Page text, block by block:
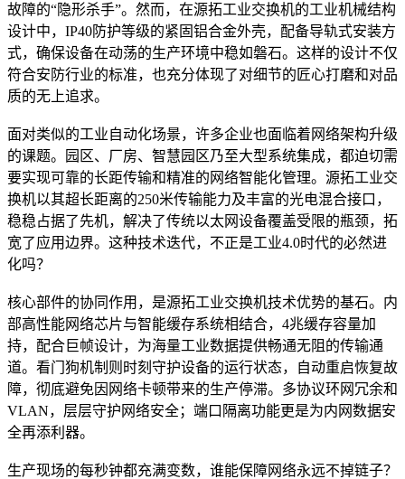
故障的“隐形杀手”。然而，在源拓工业交换机的工业机械结构
设计中，IP40防护等级的紧固铝合金外壳，配备导轨式安装方
式，确保设备在动荡的生产环境中稳如磐石。这样的设计不仅
符合安防行业的标准，也充分体现了对细节的匠心打磨和对品
质的无上追求。
面对类似的工业自动化场景，许多企业也面临着网络架构升级
的课题。园区、厂房、智慧园区乃至大型系统集成，都迫切需
要实现可靠的长距传输和精准的网络智能化管理。源拓工业交
换机以其超长距离的250米传输能力及丰富的光电混合接口，
稳稳占据了先机，解决了传统以太网设备覆盖受限的瓶颈，拓
宽了应用边界。这种技术迭代，不正是工业4.0时代的必然进
化吗？
核心部件的协同作用，是源拓工业交换机技术优势的基石。内
部高性能网络芯片与智能缓存系统相结合，4兆缓存容量加
持，配合巨帧设计，为海量工业数据提供畅通无阻的传输通
道。看门狗机制则时刻守护设备的运行状态，自动重启恢复故
障，彻底避免因网络卡顿带来的生产停滞。多协议环网冗余和
VLAN，层层守护网络安全；端口隔离功能更是为内网数据安
全再添利器。
生产现场的每秒钟都充满变数，谁能保障网络永远不掉链子？